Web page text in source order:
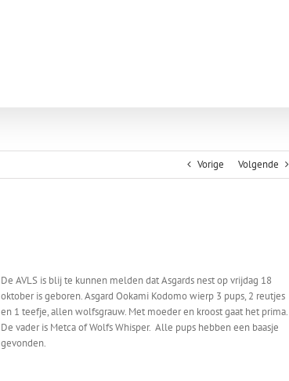
Vorige Volgende
De AVLS is blij te kunnen melden dat Asgards nest op vrijdag 18
oktober is geboren. Asgard Ookami Kodomo wierp 3 pups, 2 reutjes
en 1 teefje, allen wolfsgrauw. Met moeder en kroost gaat het prima.
De vader is Metca of Wolfs Whisper. Alle pups hebben een baasje
gevonden.